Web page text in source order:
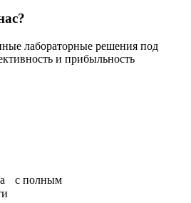
лабораторные решения под
и прибыльность
с полным